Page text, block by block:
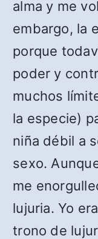
alma y me
embargo, la
porque
poder y
muchos
la especie)
niña débil a
sexo.
me
lujuria. Yo
trono de